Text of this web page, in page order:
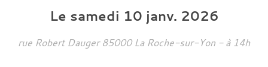
Le samedi 10 janv. 2026
rue Robert Dauger 85000 La Roche-sur-Yon - à 14h